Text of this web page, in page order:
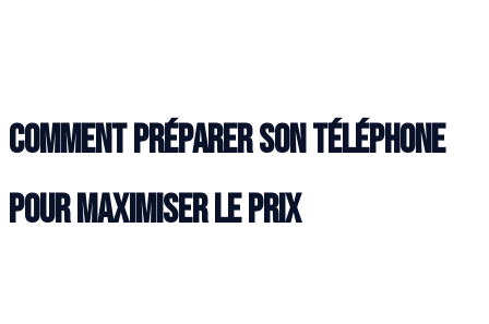
Comment préparer son téléphone
pour maximiser le prix